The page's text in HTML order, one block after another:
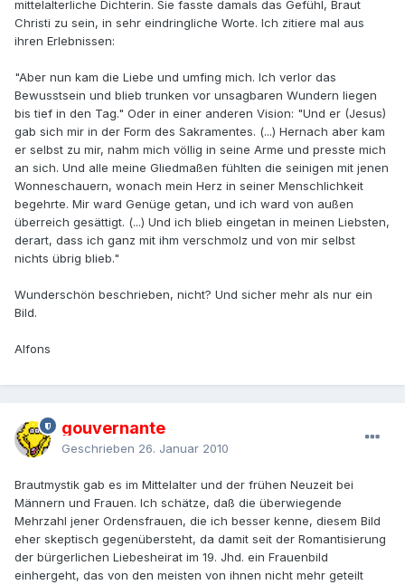
mittelalterliche Dichterin. Sie fasste damals das Gefühl, Braut
Christi zu sein, in sehr eindringliche Worte. Ich zitiere mal aus
ihren Erlebnissen:
"Aber nun kam die Liebe und umfing mich. Ich verlor das
Bewusstsein und blieb trunken vor unsagbaren Wundern liegen
bis tief in den Tag." Oder in einer anderen Vision: "Und er (Jesus)
gab sich mir in der Form des Sakramentes. (...) Hernach aber kam
er selbst zu mir, nahm mich völlig in seine Arme und presste mich
an sich. Und alle meine Gliedmaßen fühlten die seinigen mit jenen
Wonneschauern, wonach mein Herz in seiner Menschlichkeit
begehrte. Mir ward Genüge getan, und ich ward von außen
überreich gesättigt. (...) Und ich blieb eingetan in meinen Liebsten,
derart, dass ich ganz mit ihm verschmolz und von mir selbst
nichts übrig blieb."
Wunderschön beschrieben, nicht? Und sicher mehr als nur ein
Bild.
Alfons
gouvernante
Geschrieben 26. Januar 2010
Brautmystik gab es im Mittelalter und der frühen Neuzeit bei
Männern und Frauen. Ich schätze, daß die überwiegende
Mehrzahl jener Ordensfrauen, die ich besser kenne, diesem Bild
eher skeptisch gegenübersteht, da damit seit der Romantisierung
der bürgerlichen Liebesheirat im 19. Jhd. ein Frauenbild
einhergeht, das von den meisten von ihnen nicht mehr geteilt